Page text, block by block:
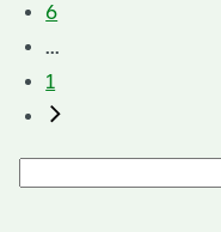
6
...
1